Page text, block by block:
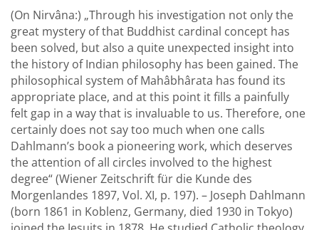
(On Nirvâna:) „Through his investigation not only the
great mystery of that Buddhist cardinal concept has
been solved, but also a quite unexpected insight into
the history of Indian philosophy has been gained. The
philosophical system of Mahâbhârata has found its
appropriate place, and at this point it fills a painfully
felt gap in a way that is invaluable to us. Therefore, one
certainly does not say too much when one calls
Dahlmann’s book a pioneering work, which deserves
the attention of all circles involved to the highest
degree“ (Wiener Zeitschrift für die Kunde des
Morgenlandes 1897, Vol. XI, p. 197). – Joseph Dahlmann
(born 1861 in Koblenz, Germany, died 1930 in Tokyo)